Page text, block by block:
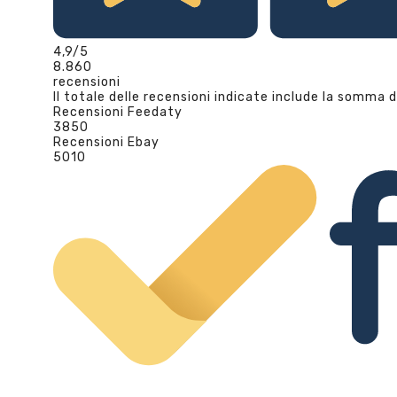
4,9/5
8.860
recensioni
Il totale delle recensioni indicate include la somma
Recensioni Feedaty
3850
Recensioni Ebay
5010